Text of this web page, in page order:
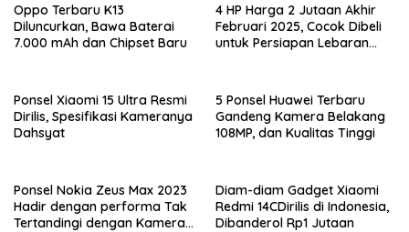
Oppo Terbaru K13
Diluncurkan, Bawa Baterai
7.000 mAh dan Chipset Baru
4 HP Harga 2 Jutaan Akhir
Februari 2025, Cocok Dibeli
untuk Persiapan Lebaran
Ponsel Xiaomi 15 Ultra Resmi
Dirilis, Spesifikasi Kameranya
Dahsyat
5 Ponsel Huawei Terbaru
Gandeng Kamera Belakang
108MP, dan Kualitas Tinggi
Ponsel Nokia Zeus Max 2023
Hadir dengan performa Tak
Tertandingi dengan Kamera
Diam-diam Gadget Xiaomi
Redmi 14CDirilis di Indonesia,
Dibanderol Rp1 Jutaan